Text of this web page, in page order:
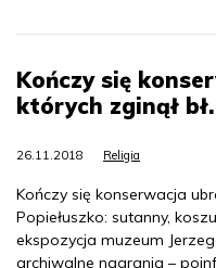
Kończy się
których zginął
26.11.2018 Religia
Kończy się konserwacja
Popiełuszko: sutanny,
ekspozycja muzeum
archiwalne nagrania –